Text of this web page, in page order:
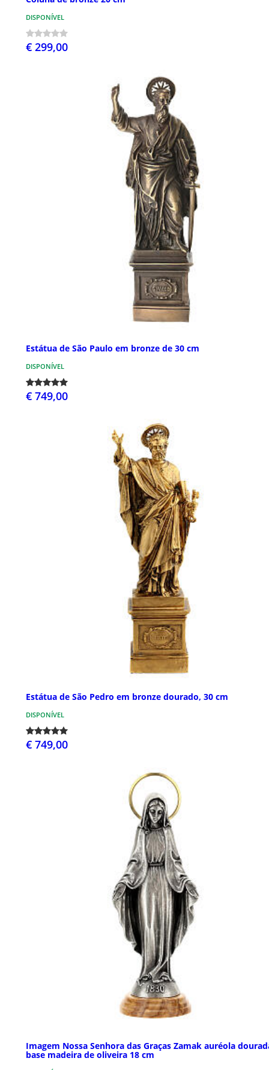
DISPONÍVEL
€ 299,00
Estátua de São Paulo em bronze de 30 cm
DISPONÍVEL
€ 749,00
Estátua de São Pedro em bronze dourado, 30 cm
DISPONÍVEL
€ 749,00
Imagem Nossa Senhora das Graças Zamak auréola
base madeira de oliveira 18 cm